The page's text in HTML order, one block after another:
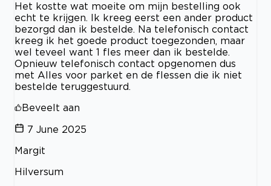
Het kostte wat moeite om mijn bestelling ook
echt te krijgen. Ik kreeg eerst een ander product
bezorgd dan ik bestelde. Na telefonisch contact
kreeg ik het goede product toegezonden, maar
wel teveel want 1 fles meer dan ik bestelde.
Opnieuw telefonisch contact opgenomen dus
met Alles voor parket en de flessen die ik niet
bestelde teruggestuurd.
Beveelt aan
7 June 2025
Margit
Hilversum